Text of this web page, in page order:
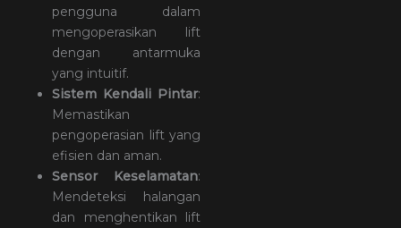
pengguna dalam
mengoperasikan lift
dengan antarmuka
yang intuitif.
Sistem Kendali Pintar:
Memastikan
pengoperasian lift yang
efisien dan aman.
Sensor Keselamatan:
Mendeteksi halangan
dan menghentikan lift